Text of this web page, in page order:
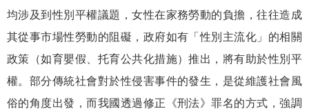
均涉及到性別平權議題，女性在家務勞動的負擔，往往造成
其從事市場性勞動的阻礙，政府如有「性別主流化」的相關
政策（如育嬰假、托育公共化措施）推出，將有助於性別平
權。部分傳統社會對於性侵害事件的發生，是從維護社會風
俗的角度出發，而我國透過修正《刑法》罪名的方式，強調